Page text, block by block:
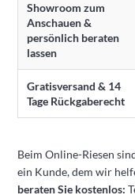
Showroom zum
Anschauen &
persönlich beraten
lassen
Gratisversand & 14
Tage Rückgaberecht
Beim Online-Riesen
ein Kunde, dem wir
beraten Sie kostenlos: